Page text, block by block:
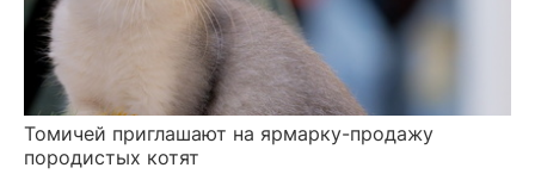
Томичей приглашают на ярмарку-продажу
породистых котят